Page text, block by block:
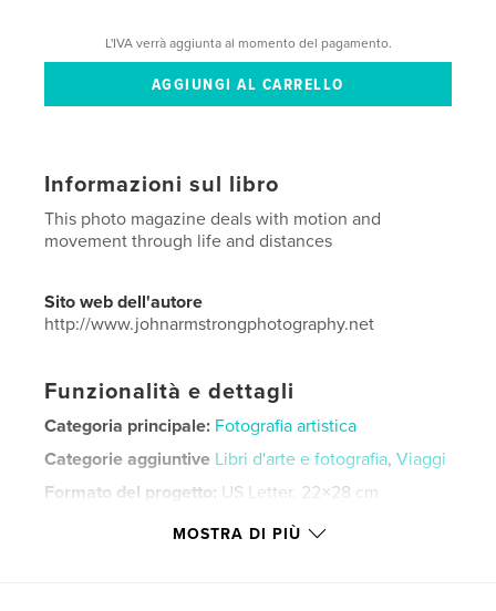
L'IVA verrà aggiunta al momento del pagamento.
Informazioni sul libro
This photo magazine deals with motion and
movement through life and distances
Sito web dell'autore
http://www.johnarmstrongphotography.net
Funzionalità e dettagli
Categoria principale: Fotografia artistica
Categorie aggiuntive Libri d'arte e fotografia,Viaggi
Formato del progetto: US Letter, 22×28 cm
MOSTRA DI PIÙ